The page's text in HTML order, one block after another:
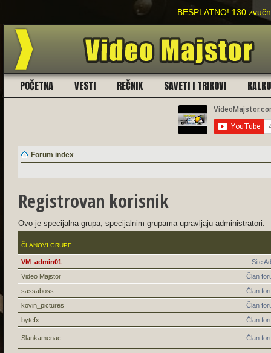
BESPLATNO! 130
POČETNA VESTI REČNIK SAVETI I TRIKOVI
Forum index
Registrovan korisnik
Ovo je specijalna grupa, specijalnim grupama upravljaju administratori.
ČLANOVI GRUPE
Site
VM_admin01
Član
Video Majstor
Član
sassaboss
Član
kovin_pictures
Član
bytefx
Član
Slankamenac